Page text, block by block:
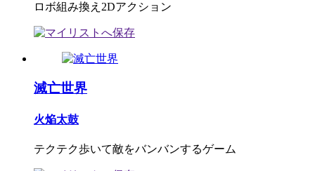
ロボ組み換え2Dアクション
滅亡世界
火焔太鼓
テクテク歩いて敵をバンバンするゲーム